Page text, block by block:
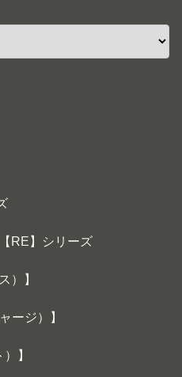
RE】シリーズ
）】
ージ）】
】